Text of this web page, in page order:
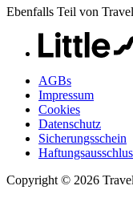
Ebenfalls Teil von
AGBs
Impressum
Cookies
Datenschutz
Sicherungsschein
Copyright © 2026